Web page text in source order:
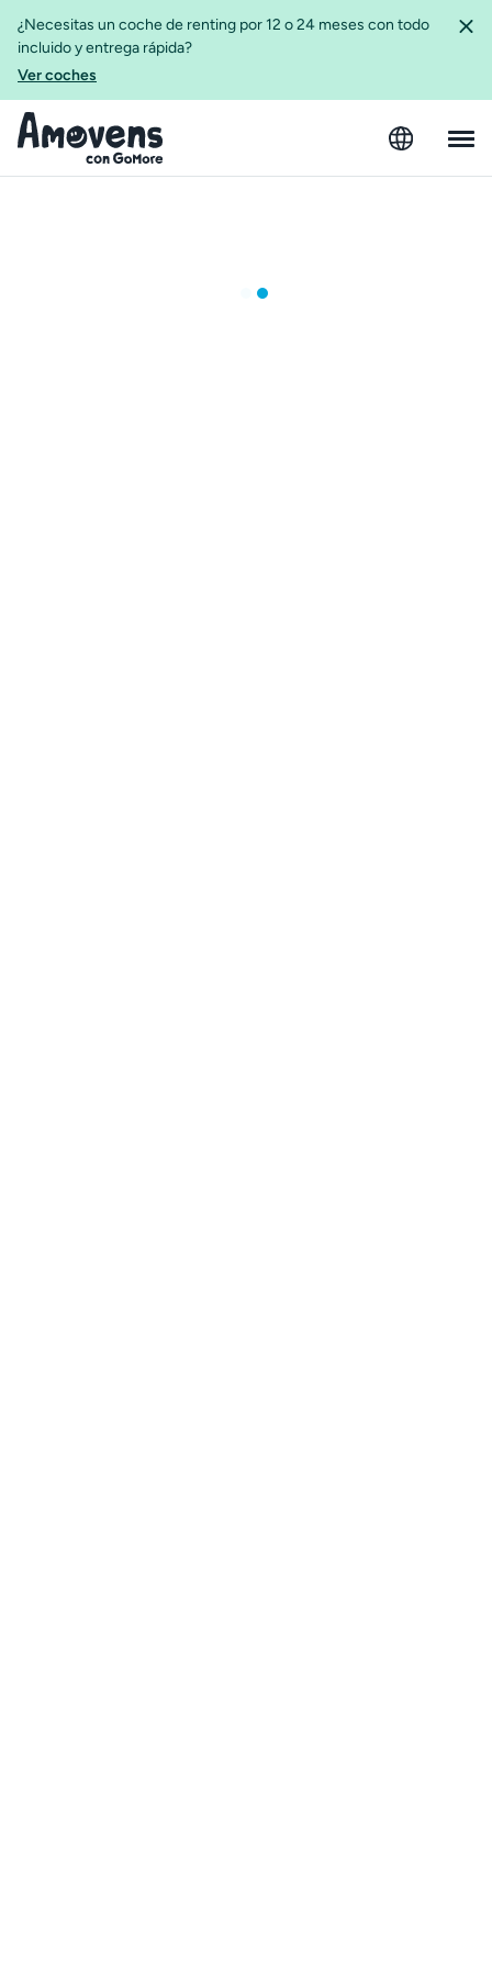
¿Necesitas un coche de renting por 12 o 24 meses con todo
incluido y entrega rápida?
Ver coches